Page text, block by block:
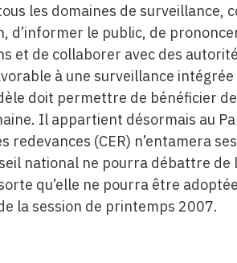
les domaines de surveillance,
d’informer le public, de
et de collaborer avec des
à une surveillance intégrée
doit permettre de bénéficier
Il appartient désormais au
redevances (CER) n’entamera
national ne pourra débattre de
qu’elle ne pourra être
la session de printemps 2007.